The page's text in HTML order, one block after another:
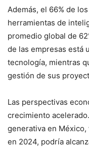
Además, el 66% de
herramientas de
promedio global de
de las empresas está
tecnología, mientras
gestión de sus
Las perspectivas
crecimiento
generativa en
en 2024, podría